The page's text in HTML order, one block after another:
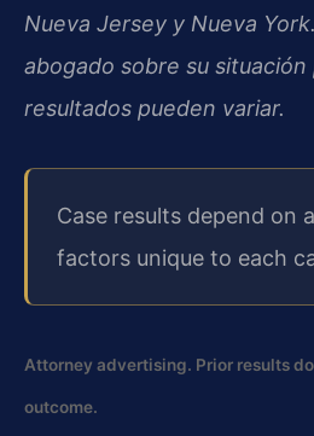
Nueva Jersey y Nueva
abogado sobre su
resultados pueden variar.
Case results depend on
factors unique to each
Attorney advertising. Prior results
outcome.